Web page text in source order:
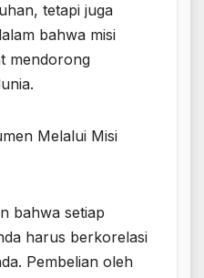
tetapi juga
bahwa misi
mendorong
Melalui Misi
bahwa setiap
harus berkorelasi
Pembelian oleh